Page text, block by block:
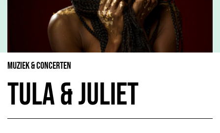
Muziek & Concerten
Tula & juliet